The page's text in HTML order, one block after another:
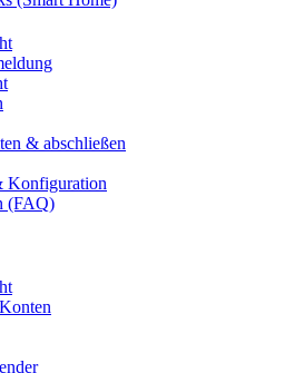
& abschließen
Konfiguration
(FAQ)